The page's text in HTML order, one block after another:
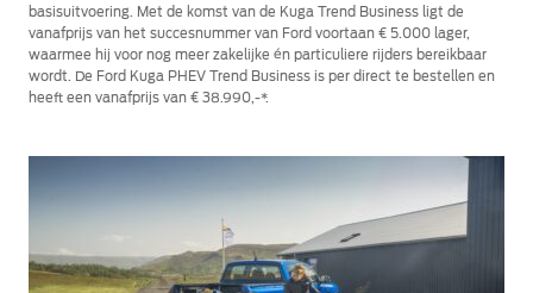
basisuitvoering. Met de komst van de Kuga Trend Business ligt de
vanafprijs van het succesnummer van Ford voortaan € 5.000 lager,
waarmee hij voor nog meer zakelijke én particuliere rijders bereikbaar
wordt. De Ford Kuga PHEV Trend Business is per direct te bestellen en
heeft een vanafprijs van € 38.990,-*.